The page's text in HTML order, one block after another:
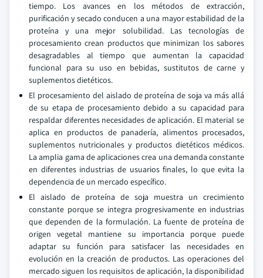
tiempo. Los avances en los métodos de extracción,
purificación y secado conducen a una mayor estabilidad de la
proteína y una mejor solubilidad. Las tecnologías de
procesamiento crean productos que minimizan los sabores
desagradables al tiempo que aumentan la capacidad
funcional para su uso en bebidas, sustitutos de carne y
suplementos dietéticos.
El procesamiento del aislado de proteína de soja va más allá
de su etapa de procesamiento debido a su capacidad para
respaldar diferentes necesidades de aplicación. El material se
aplica en productos de panadería, alimentos procesados,
suplementos nutricionales y productos dietéticos médicos.
La amplia gama de aplicaciones crea una demanda constante
en diferentes industrias de usuarios finales, lo que evita la
dependencia de un mercado específico.
El aislado de proteína de soja muestra un crecimiento
constante porque se integra progresivamente en industrias
que dependen de la formulación. La fuente de proteína de
origen vegetal mantiene su importancia porque puede
adaptar su función para satisfacer las necesidades en
evolución en la creación de productos. Las operaciones del
mercado siguen los requisitos de aplicación, la disponibilidad